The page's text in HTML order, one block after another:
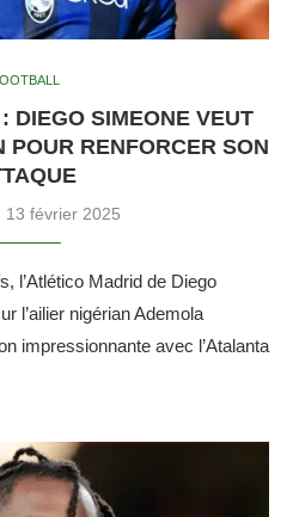
DIEGO SIMEONE VEUT
RENFORCER SON
13 février 2025
l’Atlético Madrid de Diego
l’ailier nigérian Ademola
impressionnante avec l’Atalanta